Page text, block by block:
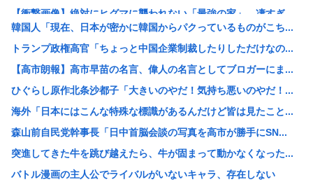
【衝撃画像】絶対にヒグマに襲われない「最強の家」、凄すぎ...
【消費税率1％】 「下げるのが筋なんですけど…」消費減税...
ワイ「どう見ても熟女AVのパッケージにしか見えん商品宣伝...
元ジャンポケ斉藤被告、懲役7年を求刑される
AI活用すればするほど残業が増える現実
中国「大洪水！」中国ダム「決壊」地元民「公式発表より死者...
名古屋城本丸御殿の柱に修復不能な傷 「りょうじ」と「カイ...
【閲覧注意】元臆女キャバ嬢の首吊り自●配信、拡散されまく...
【悲報】山里亮太さん、一般人のツイートに反撃開始www
韓国人「現在、日本が密かに韓国からパクっているものがこち...
トランプ政権高官「ちょっと中国企業制裁したりしただけなの...
【高市朗報】高市早苗の名言、偉人の名言としてブロガーにま...
ひぐらし原作北条沙都子「大きいのやだ！気持ち悪いのやだ！...
海外「日本にはこんな特殊な標識があるんだけど皆は見たこと...
森山前自民党幹事長「日中首脳会談の写真を高市が勝手にSN...
突進してきた牛を跳び越えたら、牛が固まって動かなくなった...
バトル漫画の主人公でライバルがいないキャラ、存在しない